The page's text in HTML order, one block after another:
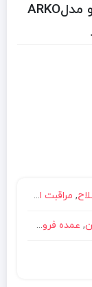
کف ریش آرکو فوم اصلاح(کف) آرکو مدلARKO
, مراقبت از پوست
, عمده فروشی